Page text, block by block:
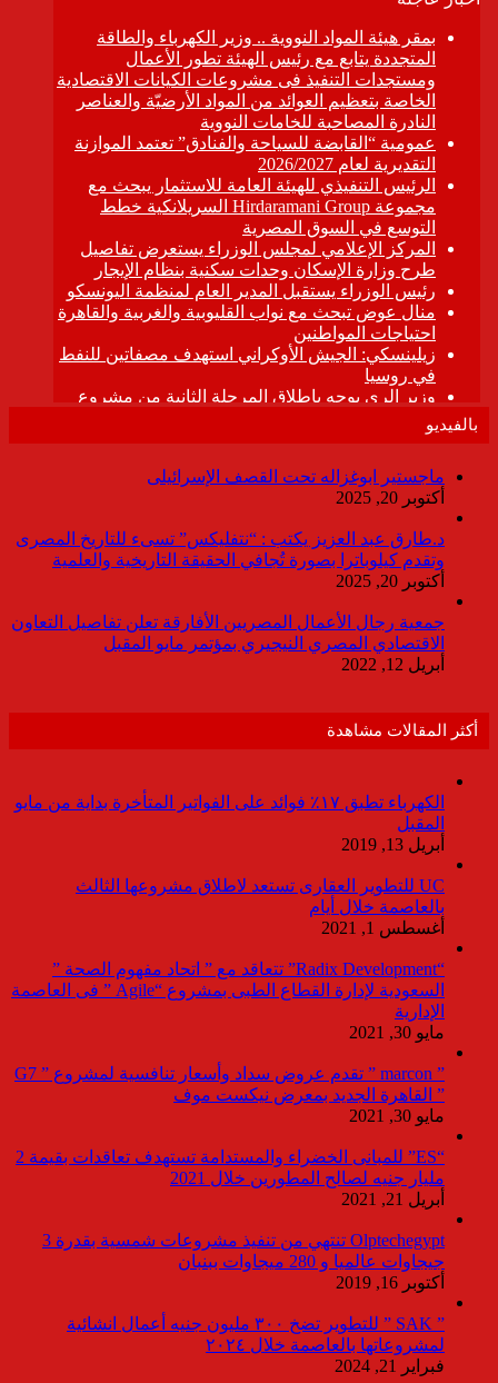
بالفيديو
ماجستير ابوغزاله تحت القصف الإسرائيلى
أكتوبر 20, 2025
د.طارق عبد العزيز يكتب : “نتفليكس” تسىء للتاريخ المصرى
وتقدم كيلوباترا بصورة تُجافي الحقيقة التاريخية والعلمية
أكتوبر 20, 2025
جمعية رجال الأعمال المصريين الأفارقة تعلن تفاصيل التعاون
الاقتصادي المصري النيجيري بمؤتمر مايو المقبل
أبريل 12, 2022
أكثر المقالات مشاهدة
الكهرباء تطبق ١٧٪ فوائد على الفواتير المتأخرة بداية من مايو
المقبل
أبريل 13, 2019
UC للتطوير العقارى تستعد لاطلاق مشروعها الثالث
بالعاصمة خلال أيام
أغسطس 1, 2021
“Radix Development” تتعاقد مع ” اتحاد مفهوم الصحة ”
السعودية لإدارة القطاع الطبى بمشروع “Agile ” فى العاصمة
الإدارية
مايو 30, 2021
” marcon ” تقدم عروض سداد وأسعار تنافسية لمشروع ” G7
” القاهرة الجديد بمعرض نيكست موف
مايو 30, 2021
“ES” للمبانى الخضراء والمستدامة تستهدف تعاقدات بقيمة 2
مليار جنيه لصالح المطورين خلال 2021
أبريل 21, 2021
Olptechegypt تنتهي من تنفيذ مشروعات شمسية بقدرة 3
جيجاوات عالميا و 280 ميجاوات ببنبان
أكتوبر 16, 2019
” SAK ” للتطوير تضخ ٣٠٠ مليون جنيه أعمال انشائية
لمشروعاتها بالعاصمة خلال ٢٠٢٤
فبراير 21, 2024